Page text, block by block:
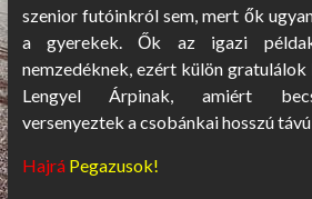
szenior futóinkról sem, mert ők
a gyerekek. Ők az igazi
nemzedéknek, ezért külön
Lengyel Árpinak, amiért
versenyeztek a csobánkai hosszú
Hajrá Pegazusok!